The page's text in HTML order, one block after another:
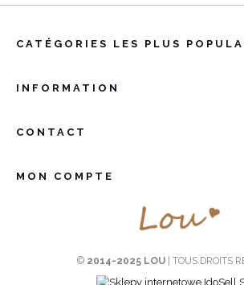
CATÉGORIES LES PLUS
INFORMATION
CONTACT
MON COMPTE
© 2014-2025 LOU | TOUS DROITS